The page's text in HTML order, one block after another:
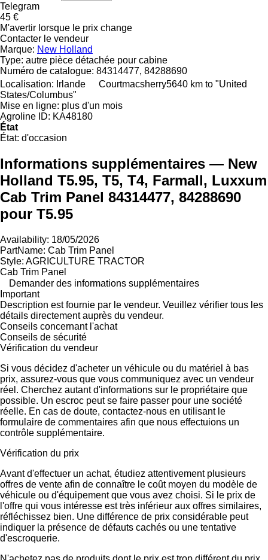
Telegram
45 €
M'avertir lorsque le prix change
Contacter le vendeur
Marque: New Holland
Type: autre pièce détachée pour cabine
Numéro de catalogue: 84314477, 84288690
Localisation: Irlande Courtmacsherry5640 km to "United
States/Columbus"
Mise en ligne: plus d'un mois
Agroline ID: KA48180
État
État: d'occasion
Informations supplémentaires — New
Holland T5.95, T5, T4, Farmall, Luxxum
Cab Trim Panel 84314477, 84288690
pour T5.95
Availability: 18/05/2026
PartName: Cab Trim Panel
Style: AGRICULTURE TRACTOR
Cab Trim Panel
Demander des informations supplémentaires
Important
Description est fournie par le vendeur. Veuillez vérifier tous les
détails directement auprès du vendeur.
Conseils concernant l'achat
Conseils de sécurité
Vérification du vendeur
Si vous décidez d'acheter un véhicule ou du matériel à bas
prix, assurez-vous que vous communiquez avec un vendeur
réel. Cherchez autant d'informations sur le propriétaire que
possible. Un escroc peut se faire passer pour une société
réelle. En cas de doute, contactez-nous en utilisant le
formulaire de commentaires afin que nous effectuions un
contrôle supplémentaire.
Vérification du prix
Avant d'effectuer un achat, étudiez attentivement plusieurs
offres de vente afin de connaître le coût moyen du modèle de
véhicule ou d'équipement que vous avez choisi. Si le prix de
l'offre qui vous intéresse est très inférieur aux offres similaires,
réfléchissez bien. Une différence de prix considérable peut
indiquer la présence de défauts cachés ou une tentative
d'escroquerie.